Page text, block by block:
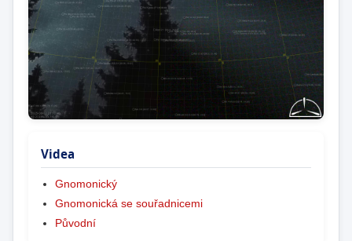
Videa
Gnomonický
Gnomonická se souřadnicemi
Původní